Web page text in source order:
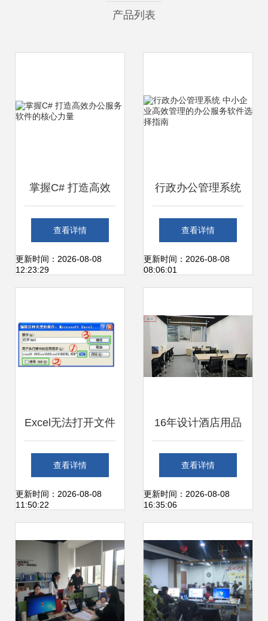
产品列表
掌握C# 打造高效
办公服务软件的核
心力量
查看详情
更新时间：2026-08-08
12:23:29
行政办公管理系统
中小企业高效管理
的办公服务软件选
查看详情
更新时间：2026-08-08
08:06:01
Excel无法打开文件
提示“加密类型不可
用”的原因与解决方
查看详情
更新时间：2026-08-08
11:50:22
16年设计酒店用品
的他，转身开发办
公服务软件 一个灵
店热捧
查看详情
更新时间：2026-08-08
16:35:06